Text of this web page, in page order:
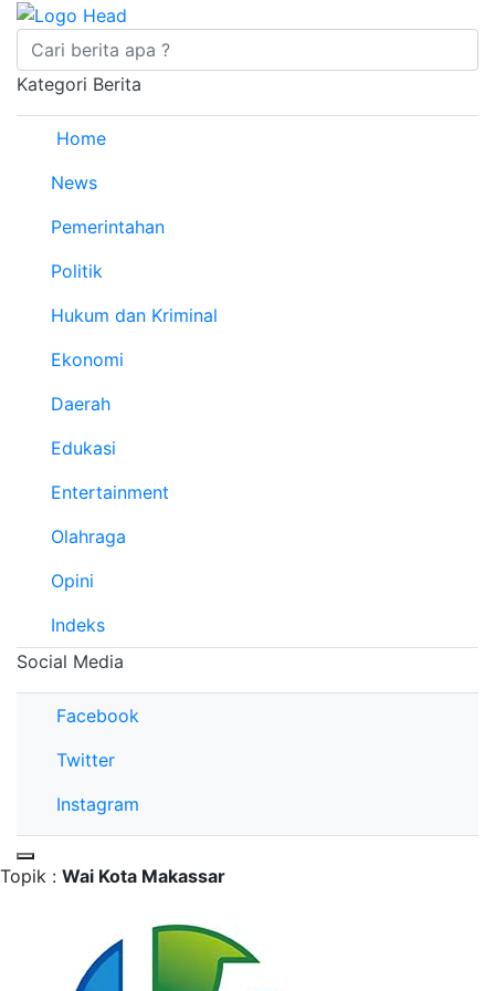
Kategori Berita
Home
News
Pemerintahan
Politik
Hukum dan Kriminal
Ekonomi
Daerah
Edukasi
Entertainment
Olahraga
Opini
Indeks
Social Media
Facebook
Twitter
Instagram
Topik : Wai Kota Makassar